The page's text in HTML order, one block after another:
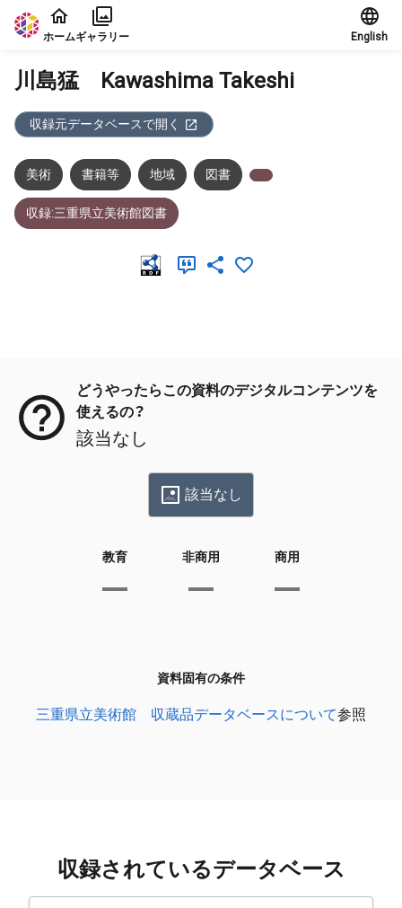
本文に飛ぶ
ホームギャラリー English
川島猛 Kawashima Takeshi
収録元データベースで開く
美術 書籍等 地域 図書
収録:三重県立美術館図書
どうやったらこの資料のデジタルコンテンツを
使えるの？
該当なし
該当なし
教育 非商用 商用
資料固有の条件
三重県立美術館 収蔵品データベースについて参照
収録されているデータベース